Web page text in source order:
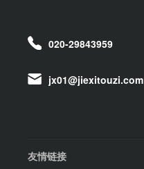
020-29843959
jx01@jiexitouzi.com
友情链接